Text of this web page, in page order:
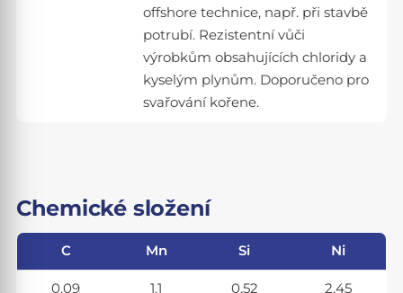
offshore technice, např. při stavbě
potrubí. Rezistentní vůči
výrobkům obsahujících chloridy a
kyselým plynům. Doporučeno pro
svařování kořene.
Chemické složení
C Mn Si Ni
0,09 1,1 0,52 2,45